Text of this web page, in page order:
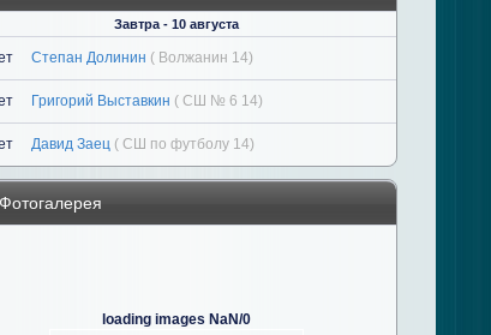
Завтра - 10 августа
Степан Долинин ( Волжанин 14)
Григорий Выставкин ( СШ № 6 14)
Давид Заец ( СШ по футболу 14)
Фотогалерея
loading images NaN/0